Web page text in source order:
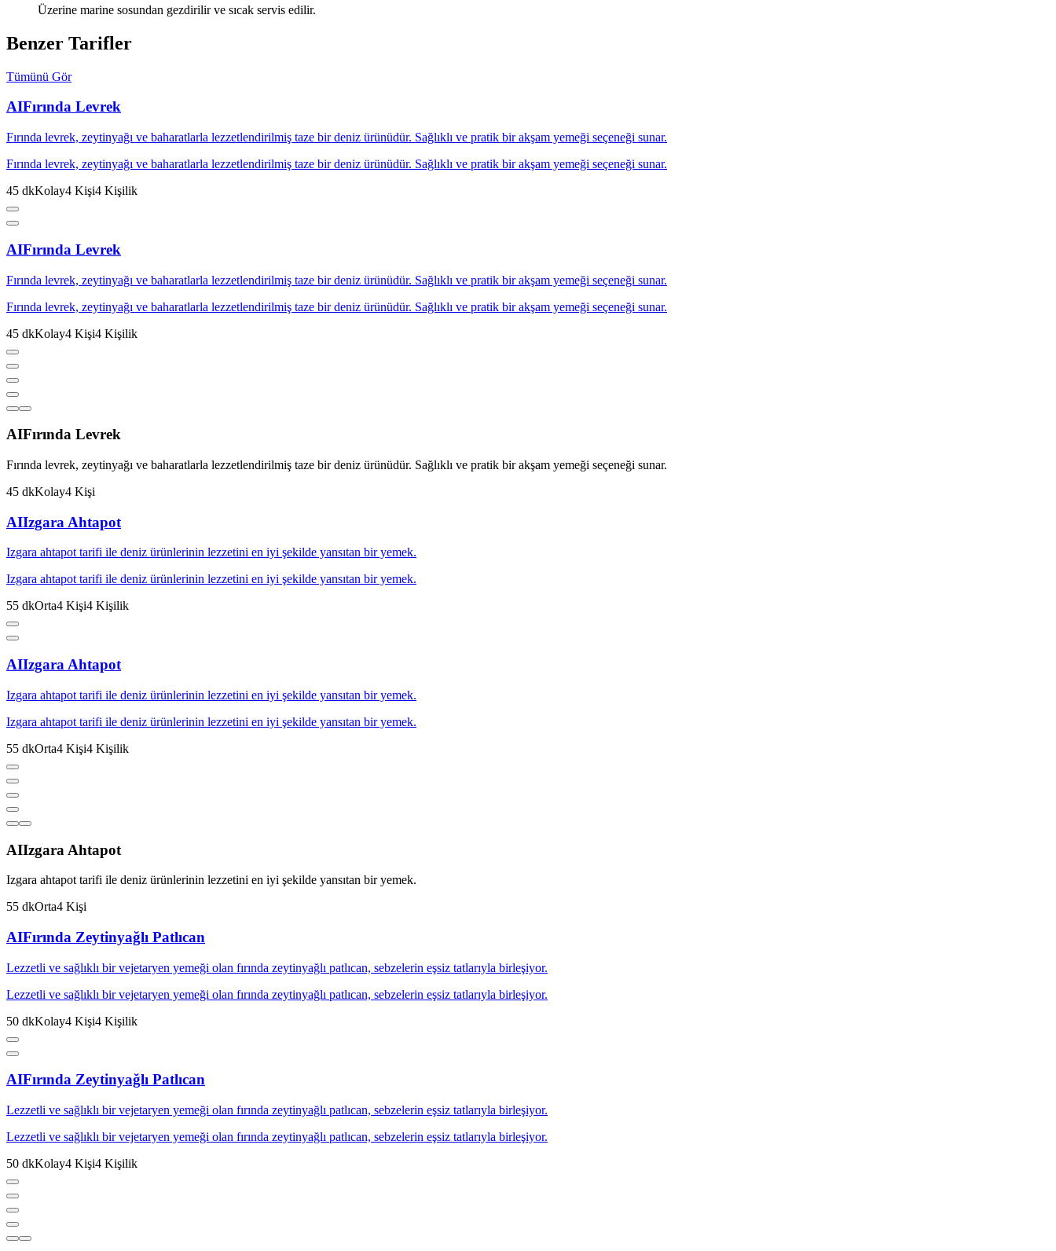
Üzerine marine sosundan gezdirilir ve sıcak servis edilir.
Benzer Tarifler
Tümünü Gör
AIFırında Levrek
Fırında levrek, zeytinyağı ve baharatlarla lezzetlendirilmiş taze bir deniz ürünüdür. Sağlıklı ve pratik bir akşam yemeği seçeneği sunar.
Fırında levrek, zeytinyağı ve baharatlarla lezzetlendirilmiş taze bir deniz ürünüdür. Sağlıklı ve pratik bir akşam yemeği seçeneği sunar.
45 dkKolay4 Kişi4 Kişilik
AIFırında Levrek
Fırında levrek, zeytinyağı ve baharatlarla lezzetlendirilmiş taze bir deniz ürünüdür. Sağlıklı ve pratik bir akşam yemeği seçeneği sunar.
Fırında levrek, zeytinyağı ve baharatlarla lezzetlendirilmiş taze bir deniz ürünüdür. Sağlıklı ve pratik bir akşam yemeği seçeneği sunar.
45 dkKolay4 Kişi4 Kişilik
AIFırında Levrek
Fırında levrek, zeytinyağı ve baharatlarla lezzetlendirilmiş taze bir deniz ürünüdür. Sağlıklı ve pratik bir akşam yemeği seçeneği sunar.
45 dkKolay4 Kişi
AIIzgara Ahtapot
Izgara ahtapot tarifi ile deniz ürünlerinin lezzetini en iyi şekilde yansıtan bir yemek.
Izgara ahtapot tarifi ile deniz ürünlerinin lezzetini en iyi şekilde yansıtan bir yemek.
55 dkOrta4 Kişi4 Kişilik
AIIzgara Ahtapot
Izgara ahtapot tarifi ile deniz ürünlerinin lezzetini en iyi şekilde yansıtan bir yemek.
Izgara ahtapot tarifi ile deniz ürünlerinin lezzetini en iyi şekilde yansıtan bir yemek.
55 dkOrta4 Kişi4 Kişilik
AIIzgara Ahtapot
Izgara ahtapot tarifi ile deniz ürünlerinin lezzetini en iyi şekilde yansıtan bir yemek.
55 dkOrta4 Kişi
AIFırında Zeytinyağlı Patlıcan
Lezzetli ve sağlıklı bir vejetaryen yemeği olan fırında zeytinyağlı patlıcan, sebzelerin eşsiz tatlarıyla birleşiyor.
Lezzetli ve sağlıklı bir vejetaryen yemeği olan fırında zeytinyağlı patlıcan, sebzelerin eşsiz tatlarıyla birleşiyor.
50 dkKolay4 Kişi4 Kişilik
AIFırında Zeytinyağlı Patlıcan
Lezzetli ve sağlıklı bir vejetaryen yemeği olan fırında zeytinyağlı patlıcan, sebzelerin eşsiz tatlarıyla birleşiyor.
Lezzetli ve sağlıklı bir vejetaryen yemeği olan fırında zeytinyağlı patlıcan, sebzelerin eşsiz tatlarıyla birleşiyor.
50 dkKolay4 Kişi4 Kişilik